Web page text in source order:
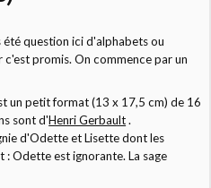
question ici d'alphabets ou
promis. On commence par un
un petit format (13 x 17,5 cm) de 16
sont d'Henri Gerbault.
d'Odette et Lisette dont les
Odette est ignorante. La sage